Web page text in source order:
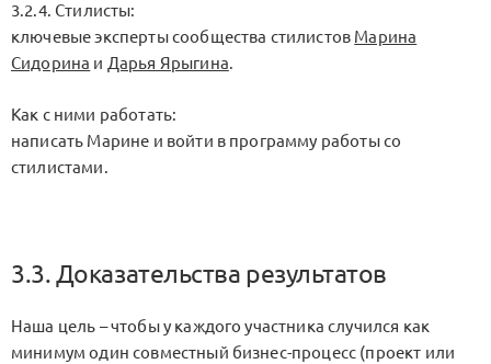
3.2.4. Стилисты:
ключевые эксперты сообщества стилистов Марина
Сидорина и Дарья Ярыгина.
Как с ними работать:
написать Марине и войти в программу работы со
стилистами.
3.3. Доказательства результатов
Наша цель – чтобы у каждого участника случился как
минимум один совместный бизнес-процесс (проект или